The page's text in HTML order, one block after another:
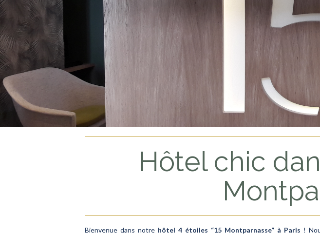
Hôtel chic
Bienvenue dans notre hôtel 4 étoiles “15 Montparnasse” à Paris !